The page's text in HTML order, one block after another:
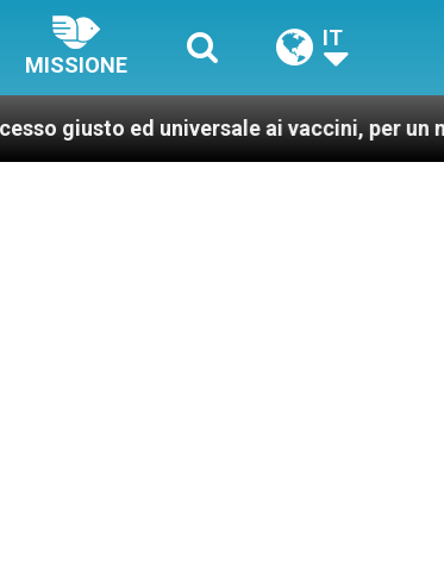
MISSIONE
IT
ai vaccini, per un mondo più